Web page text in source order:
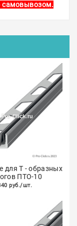
самовывозом.
для Т - образных
ПТО-10
руб./шт.